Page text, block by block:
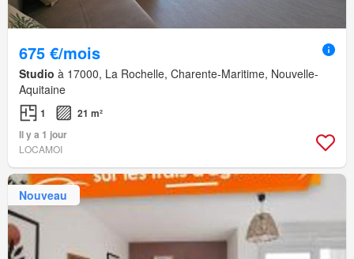
675 €/mois
Studio à 17000, La Rochelle, Charente-Maritime, Nouvelle-
Aquitaine
1
21 m²
Il y a 1 jour
LOCAMOI
Nouveau